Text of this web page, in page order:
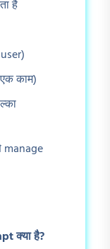
है
काम)
क्या है?